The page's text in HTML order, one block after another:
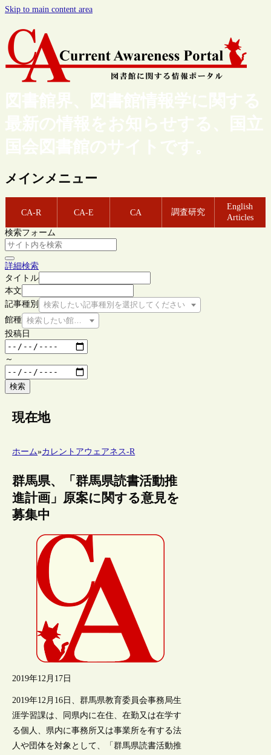
Skip to main content area
図書館界、図書館情報学に関する
最新の情報をお知らせする、国立
国会図書館のサイトです。
メインメニュー
CA-R CA-E CA 調査研究
English
Articles
検索フォーム
詳細検索
タイトル
本文
記事種別
検索したい記事種別を選択してください
館種 検索したい館種を選択してください
投稿日
～
検索
現在地
ホーム»カレントアウェアネス-R
群馬県、「群馬県読書活動推
進計画」原案に関する意見を
募集中
2019年12月17日
2019年12月16日、群馬県教育委員会事務局生
涯学習課は、同県内に在住、在勤又は在学す
る個人、県内に事務所又は事業所を有する法
人や団体を対象として、「群馬県読書活動推